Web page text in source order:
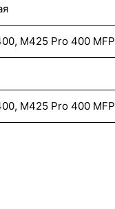
M425 Pro 400 MFP
M425 Pro 400 MFP